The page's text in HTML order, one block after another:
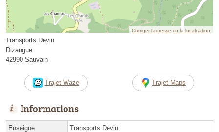
Corriger l’adresse ou la localisation
Transports Devin
Dizangue
42990 Sauvain
Trajet Waze Trajet Maps
Informations
Enseigne Transports Devin